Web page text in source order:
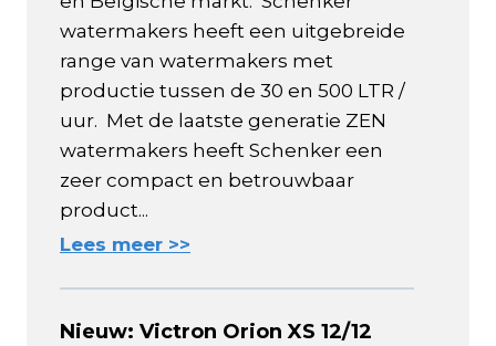
watermakers heeft een uitgebreide
range van watermakers met
productie tussen de 30 en 500 LTR /
uur. Met de laatste generatie ZEN
watermakers heeft Schenker een
zeer compact en betrouwbaar
product...
Lees meer >>
Nieuw: Victron Orion XS 12/12